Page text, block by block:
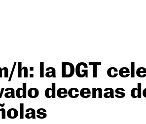
h: la DGT
decenas